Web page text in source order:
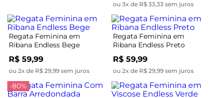
ou 3x de R$ 33,33 sem juros
Regata Feminina em
Ribana Endless Bege
R$ 59,99
ou 2x de R$ 29,99 sem juros
Regata Feminina em
Ribana Endless Preto
R$ 59,99
ou 2x de R$ 29,99 sem juros
-80%